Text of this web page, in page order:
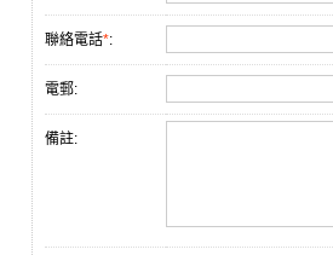
聯絡電話*:
電郵:
備註: